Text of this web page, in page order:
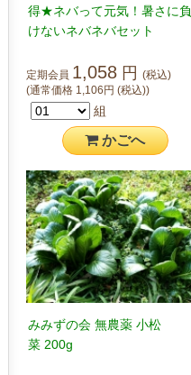
得★ネバって元気！暑さに負
けないネバネバセット
定期会員 1,058 円(税込)
(通常価格 1,106 円(税込))
組
かごへ
みみずの会 無農薬 小松
菜 200g